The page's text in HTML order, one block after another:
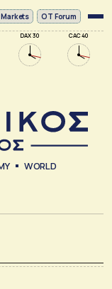
DAX 30 CAC 40
OT Forum
WORLD